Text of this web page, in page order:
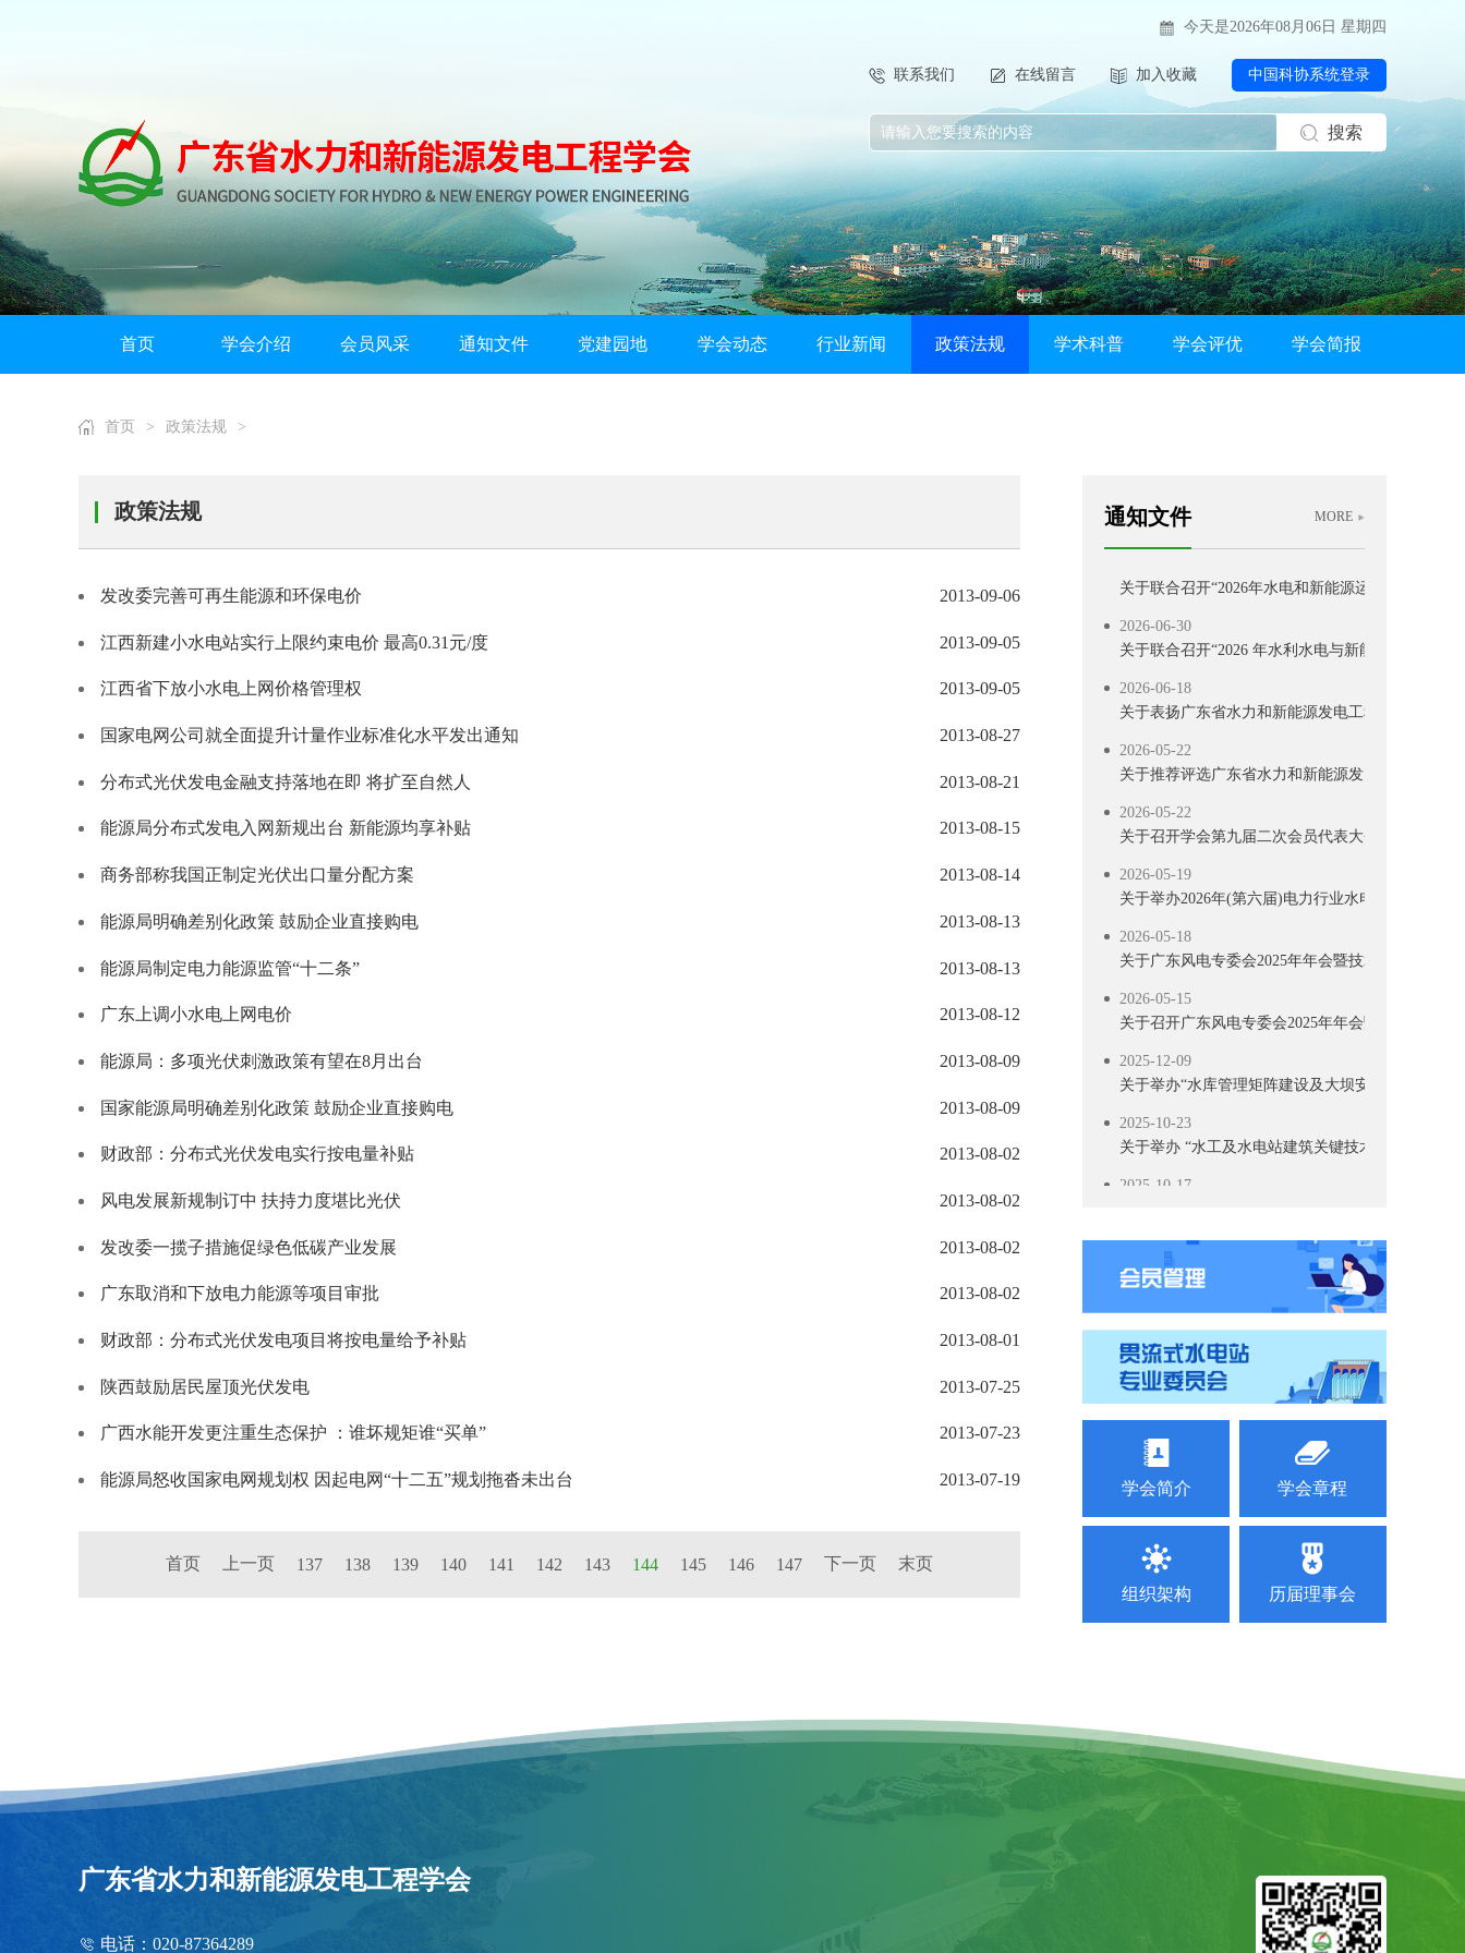
今天是2026年08月06日 星期四
联系我们 在线留言 加入收藏 中国科协系统登录
搜索
首页 学会介绍 会员风采 通知文件 党建园地 学会动态 行业新闻 政策法规 学术科普 学会评优 学会简报
首页 > 政策法规 >
政策法规
发改委完善可再生能源和环保电价 2013-09-06
江西新建小水电站实行上限约束电价 最高0.31元/度 2013-09-05
江西省下放小水电上网价格管理权 2013-09-05
国家电网公司就全面提升计量作业标准化水平发出通知 2013-08-27
分布式光伏发电金融支持落地在即 将扩至自然人 2013-08-21
能源局分布式发电入网新规出台 新能源均享补贴 2013-08-15
商务部称我国正制定光伏出口量分配方案 2013-08-14
能源局明确差别化政策 鼓励企业直接购电 2013-08-13
能源局制定电力能源监管“十二条” 2013-08-13
广东上调小水电上网电价 2013-08-12
能源局：多项光伏刺激政策有望在8月出台 2013-08-09
国家能源局明确差别化政策 鼓励企业直接购电 2013-08-09
财政部：分布式光伏发电实行按电量补贴 2013-08-02
风电发展新规制订中 扶持力度堪比光伏 2013-08-02
发改委一揽子措施促绿色低碳产业发展 2013-08-02
广东取消和下放电力能源等项目审批 2013-08-02
财政部：分布式光伏发电项目将按电量给予补贴 2013-08-01
陕西鼓励居民屋顶光伏发电 2013-07-25
广西水能开发更注重生态保护 ：谁坏规矩谁“买单” 2013-07-23
能源局怒收国家电网规划权 因起电网“十二五”规划拖沓未出台 2013-07-19
首页 上一页 137 138 139 140 141 142 143 144 145 146 147 下一页 末页
通知文件 MORE
关于举办新型电力系统背景下南方区域电力市场电
2026-06-30
关于联合召开“2026年水电和新能源运行管理及检
2026-06-30
关于联合召开“2026 年水利水电与新能源工程建设
2026-06-18
关于表扬广东省水力和新能源发电工程学会40 周
2026-05-22
关于推荐评选广东省水力和新能源发电工程学会40
2026-05-22
关于召开学会第九届二次会员代表大会、第九届
2026-05-19
关于举办2026年(第六届)电力行业水电与新能源技
2026-05-18
关于广东风电专委会2025年年会暨技术交流会延期
2026-05-15
关于召开广东风电专委会2025年年会暨技术交流会
2025-12-09
关于举办“水库管理矩阵建设及大坝安全管理”培训
2025-10-23
关于举办 “水工及水电站建筑关键技术交流活动”的
2025-10-17
2025-09-18
关于召开2025 年南方省（区）水电学会联络会暨
2025-09-03
关于召开抽水蓄能高压水道建设技术交流会的通知
2025-09-02
关于表彰南方省（区）第五届水电厂技能竞赛团体
2025-08-08
2025-08-06
关于召开抽水蓄能高压水道建设技术交流会预通知
关于举办新型电力系统背景下南方区域电力市场电
关于联合召开“2026年水电和新能源运行管理及检
关于联合召开“2026 年水利水电与新能源工程建设
关于表扬广东省水力和新能源发电工程学会40 周
学会简介 学会章程
组织架构 历届理事会
广东省水力和新能源发电工程学会
电话：020-87364289